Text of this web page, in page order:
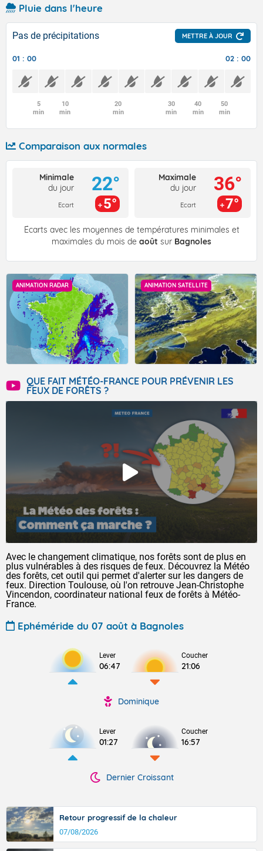
Pluie dans l'heure
Pas de précipitations METTRE À JOUR
01 : 00 02 : 00
5
min
10
min
20
min
30
min
40
min
50
min
Comparaison aux normales
Minimale
du jour
Ecart
22°
5°
Maximale
du jour
Ecart
36°
7°
Écarts avec les moyennes de températures minimales et
maximales du mois de août sur Bagnoles
ANIMATION RADAR ANIMATION SATELLITE
QUE FAIT MÉTÉO-FRANCE POUR PRÉVENIR LES
FEUX DE FORÊTS ?
Avec le changement climatique, nos forêts sont de plus en
plus vulnérables à des risques de feux. Découvrez la Météo
des forêts, cet outil qui permet d'alerter sur les dangers de
feux. Direction Toulouse, où l'on retrouve Jean-Christophe
Vincendon, coordinateur national feux de forêts à Météo-
France.
Ephéméride du 07 août à Bagnoles
Lever
06:47
Coucher
21:06
Dominique
Lever
01:27
Coucher
16:57
Dernier Croissant
Retour progressif de la chaleur
07/08/2026